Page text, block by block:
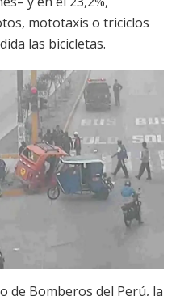
mototaxis o triciclos
las bicicletas.
de Bomberos del Perú, la